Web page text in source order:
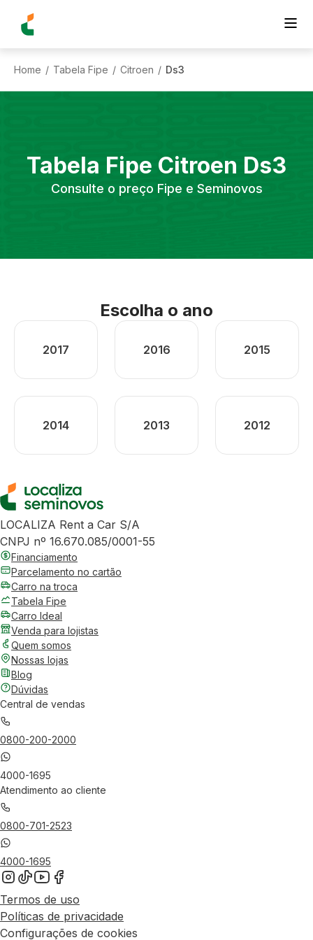
Home / Tabela Fipe / Citroen / Ds3
Tabela Fipe Citroen Ds3
Consulte o preço Fipe e Seminovos
Escolha o ano
2017 2016 2015
2014 2013 2012
LOCALIZA Rent a Car S/A
CNPJ nº 16.670.085/0001-55
Financiamento
Parcelamento no cartão
Carro na troca
Tabela Fipe
Carro Ideal
Venda para lojistas
Quem somos
Nossas lojas
Blog
Dúvidas
Central de vendas
0800-200-2000
4000-1695
Atendimento ao cliente
0800-701-2523
4000-1695
Termos de uso
Políticas de privacidade
Configurações de cookies